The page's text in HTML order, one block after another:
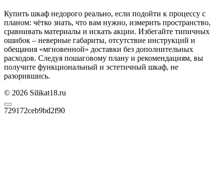
Купить шкаф недорого реально, если подойти к процессу с
планом: чётко знать, что вам нужно, измерить пространство,
сравнивать материалы и искать акции. Избегайте типичных
ошибок – неверные габариты, отсутствие инструкций и
обещания «мгновенной» доставки без дополнительных
расходов. Следуя пошаговому плану и рекомендациям, вы
получите функциональный и эстетичный шкаф, не
разорившись.
© 2026 Silikat18.ru
729172ceb9bd2f90